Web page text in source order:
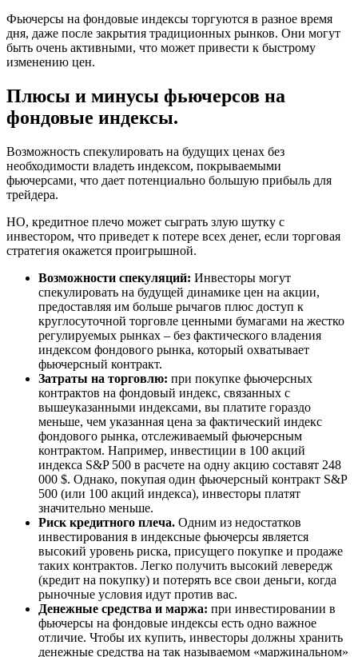
Фьючерсы на фондовые индексы торгуются в разное время
дня, даже после закрытия традиционных рынков. Они могут
быть очень активными, что может привести к быстрому
изменению цен.
Плюсы и минусы фьючерсов на
фондовые индексы.
Возможность спекулировать на будущих ценах без
необходимости владеть индексом, покрываемыми
фьючерсами, что дает потенциально большую прибыль для
трейдера.
НО, кредитное плечо может сыграть злую шутку с
инвестором, что приведет к потере всех денег, если торговая
стратегия окажется проигрышной.
Возможности спекуляций: Инвесторы могут
спекулировать на будущей динамике цен на акции,
предоставляя им больше рычагов плюс доступ к
круглосуточной торговле ценными бумагами на жестко
регулируемых рынках – без фактического владения
индексом фондового рынка, который охватывает
фьючерсный контракт.
Затраты на торговлю: при покупке фьючерсных
контрактов на фондовый индекс, связанных с
вышеуказанными индексами, вы платите гораздо
меньше, чем указанная цена за фактический индекс
фондового рынка, отслеживаемый фьючерсным
контрактом. Например, инвестиции в 100 акций
индекса S&P 500 в расчете на одну акцию составят 248
000 $. Однако, покупая один фьючерсный контракт S&P
500 (или 100 акций индекса), инвесторы платят
значительно меньше.
Риск кредитного плеча. Одним из недостатков
инвестирования в индексные фьючерсы является
высокий уровень риска, присущего покупке и продаже
таких контрактов. Легко получить высокий левередж
(кредит на покупку) и потерять все свои деньги, когда
рыночные условия идут против вас.
Денежные средства и маржа: при инвестировании в
фьючерсы на фондовые индексы есть одно важное
отличие. Чтобы их купить, инвесторы должны хранить
денежные средства на так называемом «маржинальном»